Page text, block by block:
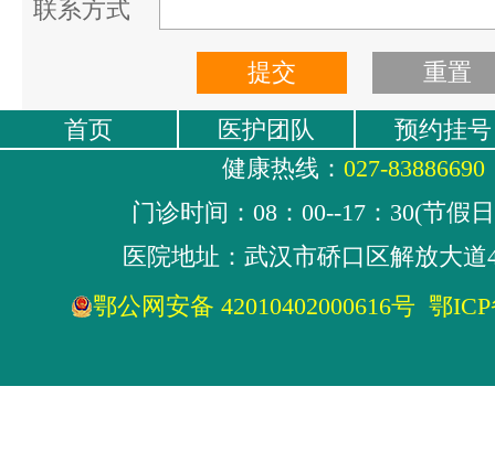
联系方式
首页 医护团队
预约挂号
健康热线： 027-83886690
门诊时间：08：00--17：30(节假
医院地址：武汉市硚口区解放大道
鄂公网安备 42010402000616号 鄂